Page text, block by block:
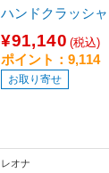
ハンドクラッシ
¥91,140 (税込)
ポイント：9,114
お取り寄せ
レオナ